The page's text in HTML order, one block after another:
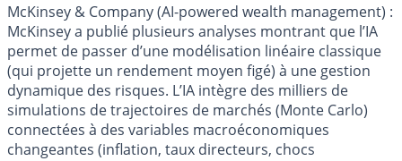
McKinsey & Company (AI-powered wealth management) :
McKinsey a publié plusieurs analyses montrant que l’IA
permet de passer d’une modélisation linéaire classique
(qui projette un rendement moyen figé) à une gestion
dynamique des risques. L’IA intègre des milliers de
simulations de trajectoires de marchés (Monte Carlo)
connectées à des variables macroéconomiques
changeantes (inflation, taux directeurs, chocs